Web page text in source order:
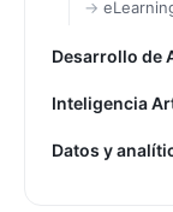
Desarrollo de
Inteligencia
Datos y